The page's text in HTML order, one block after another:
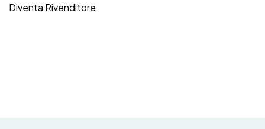
Diventa Rivenditore